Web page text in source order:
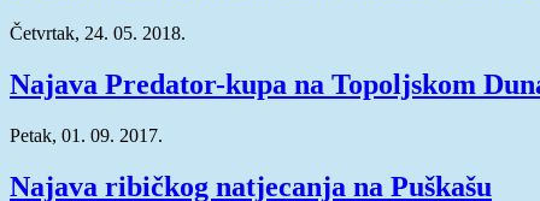
Četvrtak, 24. 05. 2018.
Najava Predator-kupa na Topoljskom
Petak, 01. 09. 2017.
Najava ribičkog natjecanja na Puškašu